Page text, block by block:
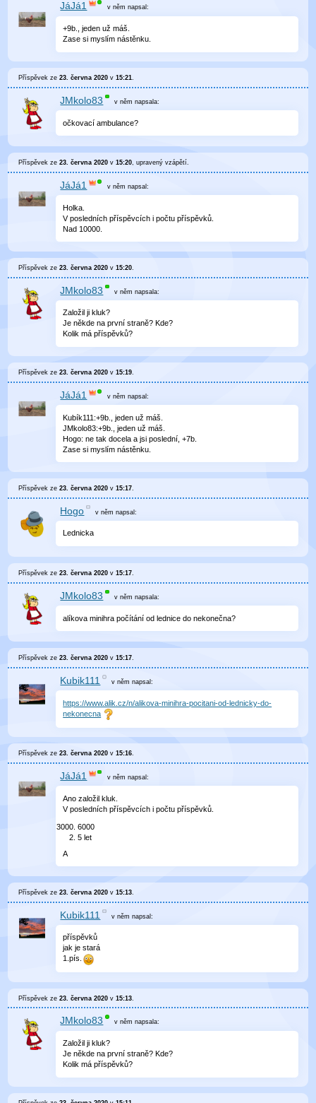
JáJá1 v něm napsal:
+9b., jeden už máš.
Zase si myslím nástěnku.
Příspěvek ze23. června 2020 v15:21.
JMkolo83 v němnapsala:
očkovací ambulance?
Příspěvek ze23. června 2020 v15:20, upravenývzápětí.
JáJá1 v něm napsal:
Holka.
V posledních příspěvcích i počtu příspěvků.
Nad 10000.
Příspěvek ze23. června 2020 v15:20
JMkolo83 v němnapsala:
Založil ji kluk?
Je někde na první straně? Kde?
Kolik má příspěvků?
Příspěvek ze23. června 2020 v15:19.
JáJá1 v něm napsal:
Kubík111:+9b., jeden už máš.
JMkolo83:+9b., jeden už máš.
Hogo: ne tak docela a jsi poslední, +7b.
Zase si myslím nástěnku.
Příspěvek ze23. června 2020 v15:17
Hogo v němnapsal:
Lednicka
Příspěvek ze23. června 2020 v15:17.
JMkolo83 v němnapsala:
alíkova minihra počítání od lednice do nekonečna?
Příspěvek ze23. června 2020 v15:17.
Kubik111 v němnapsal:
https://www.alik.cz/n/alikova-minihra-pocitani-od-lednicky-do-
nekonecna
Příspěvek ze23. června 2020 v15:16.
JáJá1 v něm napsal:
Ano založil kluk.
V posledních příspěvcích i počtu příspěvků.
6000
5 let
A
Příspěvek ze23. června 2020 v15:13
Kubik111 v němnapsal:
příspěvků
jak je stará
1.pís.
Příspěvek ze23. června 2020 v15:13
JMkolo83 v němnapsala:
Založil ji kluk?
Je někde na první straně? Kde?
Kolik má příspěvků?